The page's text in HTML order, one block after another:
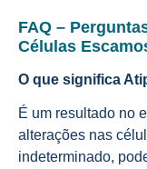
FAQ –
Células
O que significa
É um resultado no
alterações nas
indeterminado,